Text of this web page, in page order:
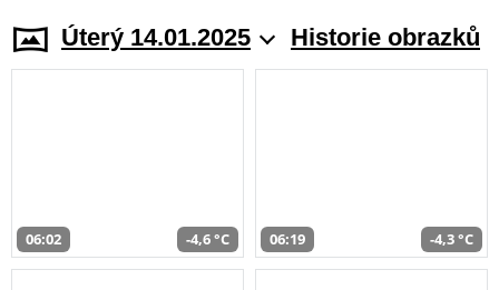
Úterý 14.01.2025 Historie obrazků
06:02 -4,6 °C 06:19 -4,3 °C